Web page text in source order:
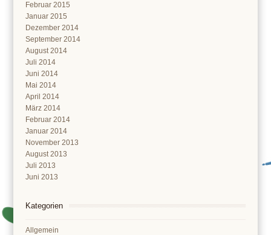
Februar 2015
Januar 2015
Dezember 2014
September 2014
August 2014
Juli 2014
Juni 2014
Mai 2014
April 2014
März 2014
Februar 2014
Januar 2014
November 2013
August 2013
Juli 2013
Juni 2013
Kategorien
Allgemein